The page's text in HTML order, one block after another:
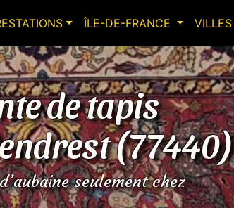
ÎLE-DE-FRANCE VILLES
de tapis
(77440)
seulement chez